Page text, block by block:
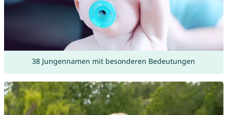
38 Jungennamen mit besonderen Bedeutungen